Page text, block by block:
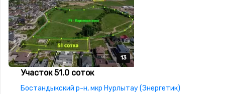
13
13
13
13
13
Участок 51.0 соток
Бостандыкский р-н, мкр Нурлытау (Энергетик)